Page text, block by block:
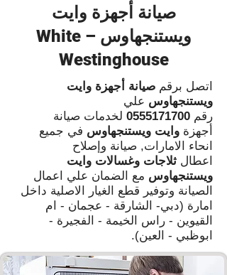
صيانة أجهزة وايت
ويستنجهاوس – White
Westinghouse
اتصل برقم صيانة أجهزة وايت
ويستنجهاوس علي
رقم 0555171700 لخدمات صيانة
أجهزة وايت ويستنجهاوس في جميع
انحاء الامارات, صيانة وإصلاح
اعطال ثلاجات وغسالات وايت
ويستنجهاوس مع الضمان علي اعمال
الصيانة وتوفير قطع الغيار الاصلية داخل
امارة (دبي- الشارقة - عجمان - ام
القيوين - راس الخيمة - الفجيرة -
ابوظبي - العين).